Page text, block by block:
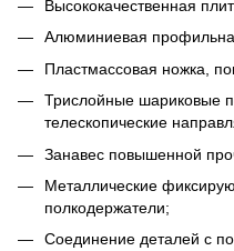
Высококачественная
Алюминиевая
Пластмассовая ножка,
Трислойные шариковые
телескопические
Занавес повышенной
Металлические
полкодержатели;
Соединение деталей с